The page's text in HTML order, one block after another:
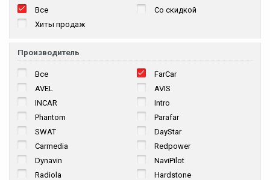
Все
Со скидкой
Хиты продаж
Производитель
Все
AVEL
AVIS
INCAR
Intro
Phantom
Parafar
FarCar
SWAT
DayStar
Carmedia
Redpower
Dynavin
NaviPilot
Radiola
Hardstone